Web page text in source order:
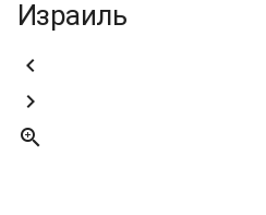
Израиль


